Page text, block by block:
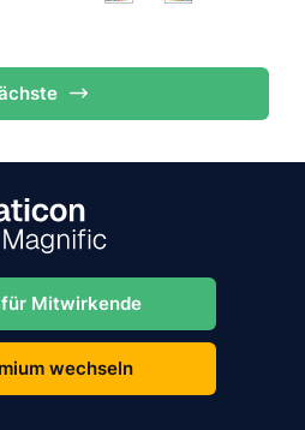
Mitwirkende
wechseln